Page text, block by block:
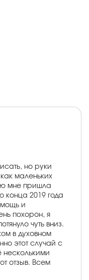
но руки
маленьких
мне пришла
конца 2019 года
и
похорон, я
чуть вниз.
в духовном
этот случай с
несколькими
отзыв. Всем